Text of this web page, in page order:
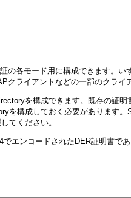
各モード用に構成できます。
ライアントなどの一部のクラ
を構成できます。既存の証
構成しておく必要があります
てください。
エンコードされたDER証明書であ